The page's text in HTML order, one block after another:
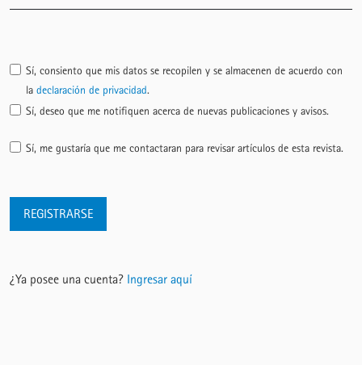
Sí, consiento que mis datos se recopilen y se almacenen de acuerdo con
ladeclaración de privacidad.
Sí, deseo que me notifiquen acerca de nuevas publicaciones y avisos.
Sí, me gustaría que me contactaran para revisar artículos de esta revista.
REGISTRARSE
¿Ya posee una cuenta? Ingresar aquí